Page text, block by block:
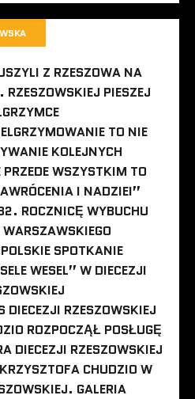
Z RZESZOWA NA
PIESZEJ
TO NIE
KOLEJNYCH
WSZYSTKIM TO
I NADZIEI”
ROCZNICĘ WYBUCHU
SPOTKANIE
WESEL” W DIECEZJI
DIECEZJI RZESZOWSKIEJ
ROZPOCZĄŁ POSŁUGĘ
DIECEZJI RZESZOWSKIEJ
CHUDZIO W
GALERIA